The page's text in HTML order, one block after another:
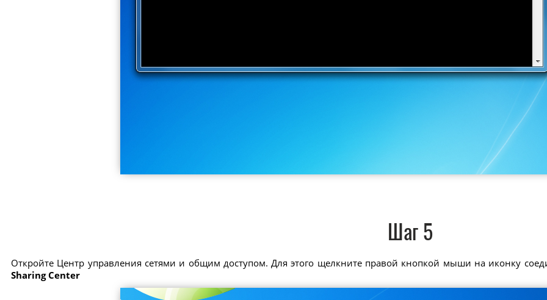
Шаг 5
Откройте Центр управления сетями и общим доступом. Для этого щелкните правой кнопкой мыши на иконку
Sharing Center